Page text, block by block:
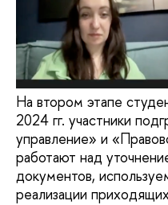
На втором этапе
2024 гг. участники
управление» и
работают над
документов,
реализации